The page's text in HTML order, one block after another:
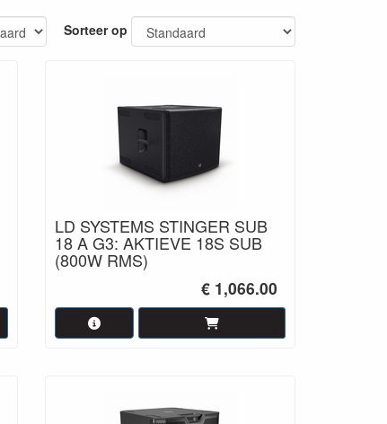
Sorteer op
LD SYSTEMS STINGER SUB
18 A G3: AKTIEVE 18S SUB
(800W RMS)
€ 1,066.00